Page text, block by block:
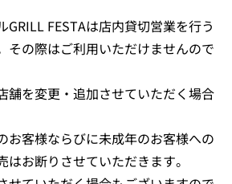
GRILL FESTAは店内貸切営業を行う
その際はご利用いただけませんので
舗を変更・追加させていただく場合
お客様ならびに未成年のお客様への
はお断りさせていただきます。